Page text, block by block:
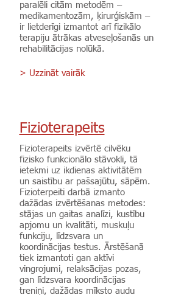
paralēli citām metodēm –
medikamentozām, ķirurģiskām –
ir lietderīgi izmantot arī fizikālo
terapiju ātrākas atveseļošanās un
rehabilitācijas nolūkā.
> Uzzināt vairāk
Fizioterapeits
Fizioterapeits izvērtē cilvēku
fizisko funkcionālo stāvokli, tā
ietekmi uz ikdienas aktivitātēm
un saistību ar pašsajūtu, sāpēm.
Fizioterpeiti darbā izmanto
dažādas izvērtēšanas metodes:
stājas un gaitas analīzi, kustību
apjomu un kvalitāti, muskuļu
funkciju, līdzsvara un
koordinācijas testus. Ārstēšanā
tiek izmantoti gan aktīvi
vingrojumi, relaksācijas pozas,
gan līdzsvara koordinācijas
treniņi, dažādas mīksto audu